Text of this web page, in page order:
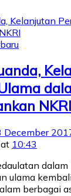
NKRI
December
10:43
ulama
berbagai